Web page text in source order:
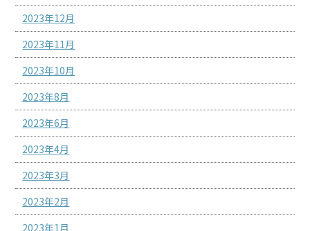
2023年12月
2023年11月
2023年10月
2023年8月
2023年6月
2023年4月
2023年3月
2023年2月
2023年1月